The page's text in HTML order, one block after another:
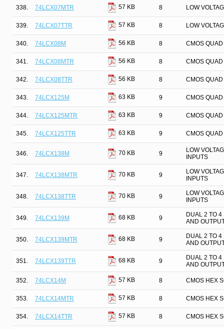
338. 74LCX07MTR 57 KB 8 LOW
339. 74LCX07TTR 57 KB 8 LOW
340. 74LCX08M 56 KB 8 CMOS
341. 74LCX08MTR 56 KB 8 CMOS
342. 74LCX08TTR 56 KB 8 CMOS
343. 74LCX125M 63 KB 9 CMOS
344. 74LCX125MTR 63 KB 9 CMOS
345. 74LCX125TTR 63 KB 9 CMOS
346. 74LCX138M 70 KB 9
LOW
INPUTS
347. 74LCX138MTR 70 KB 9
LOW
INPUTS
348. 74LCX138TTR 70 KB 9
LOW
INPUTS
349. 74LCX139M 68 KB 9
DUAL 2 TO
AND
350. 74LCX139MTR 68 KB 9
DUAL 2 TO
AND
351. 74LCX139TTR 68 KB 9
DUAL 2 TO
AND
352. 74LCX14M 57 KB 8 CMOS HEX
353. 74LCX14MTR 57 KB 8 CMOS HEX
354. 74LCX14TTR 57 KB 8 CMOS HEX